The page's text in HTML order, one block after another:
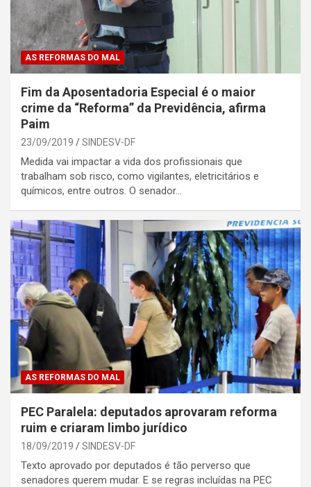
AS REFORMAS DO MAL
Fim da Aposentadoria Especial é o maior
crime da “Reforma” da Previdência, afirma
Paim
23/09/2019 SINDESV-DF
Medida vai impactar a vida dos profissionais que
trabalham sob risco, como vigilantes, eletricitários e
químicos, entre outros. O senador…
AS REFORMAS DO MAL
PEC Paralela: deputados aprovaram reforma
ruim e criaram limbo jurídico
18/09/2019 SINDESV-DF
Texto aprovado por deputados é tão perverso que
senadores querem mudar. E se regras incluídas na PEC